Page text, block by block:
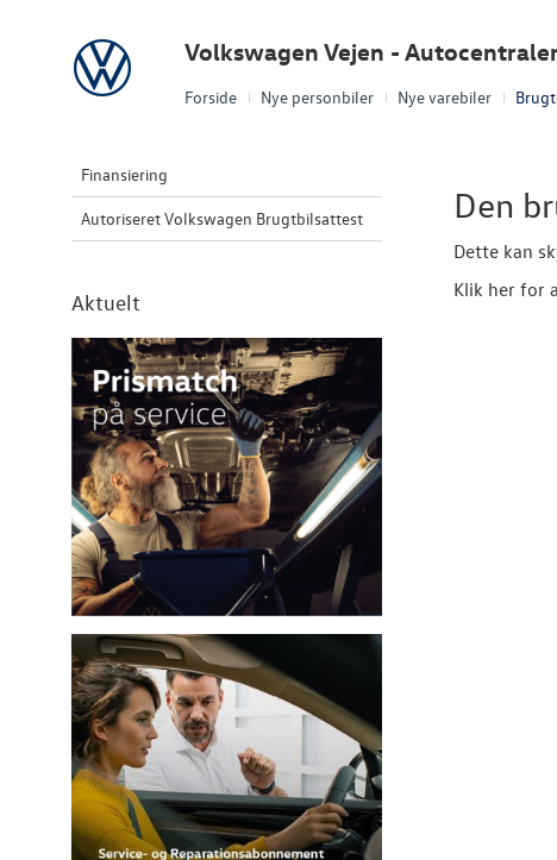
Forside Nye personbiler Nye varebiler
Volkswagen Volkswagen Vejen -
Finansiering
Autoriseret Volkswagen Brugtbilsattest
Aktuelt
Den
Dette kan
Klik her for